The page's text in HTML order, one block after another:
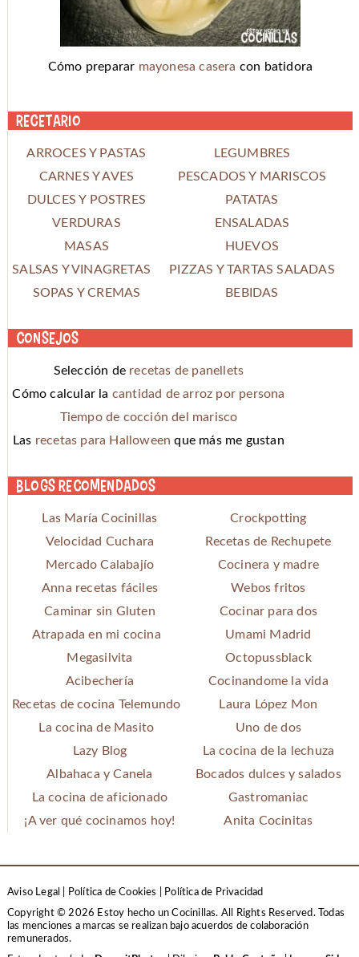
Cómo preparar mayonesa casera con batidora
Recetario
ARROCES Y PASTAS
LEGUMBRES
CARNES Y AVES
PESCADOS Y MARISCOS
DULCES Y POSTRES
PATATAS
VERDURAS
ENSALADAS
MASAS
HUEVOS
SALSAS Y VINAGRETAS
PIZZAS Y TARTAS SALADAS
SOPAS Y CREMAS
BEBIDAS
Consejos
Selección de recetas de panellets
Cómo calcular la cantidad de arroz por persona
Tiempo de cocción del marisco
Las recetas para Halloween que más me gustan
Blogs recomendados
Las María Cocinillas
Crockpotting
Velocidad Cuchara
Recetas de Rechupete
Mercado Calabajío
Cocinera y madre
Anna recetas fáciles
Webos fritos
Caminar sin Gluten
Cocinar para dos
Atrapada en mi cocina
Umami Madrid
Megasilvita
Octopussblack
Acibechería
Cocinandome la vida
Recetas de cocina Telemundo
Laura López Mon
La cocina de Masito
Uno de dos
Lazy Blog
La cocina de la lechuza
Albahaca y Canela
Bocados dulces y salados
La cocina de aficionado
Gastromaniac
¡A ver qué cocinamos hoy!
Anita Cocinitas
Aviso Legal Política de Cookies
Política de Privacidad
Copyright © 2026 Estoy hecho un Cocinillas. All Rights Reserved.Todas
las menciones a marcas se realizan bajo acuerdos de colaboración
remunerados.